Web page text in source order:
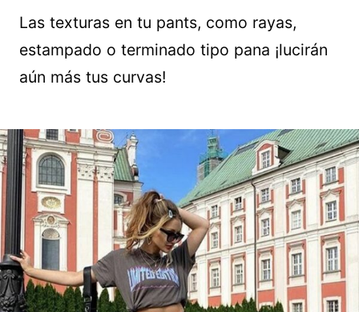
Las texturas en tu pants, como rayas,
estampado o terminado tipo pana ¡lucirán
aún más tus curvas!